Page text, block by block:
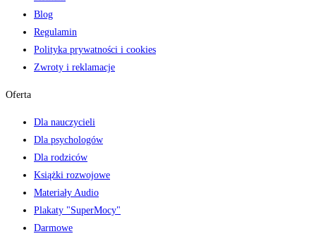
Blog
Regulamin
Polityka prywatności i cookies
Zwroty i reklamacje
Oferta
Dla nauczycieli
Dla psychologów
Dla rodziców
Książki rozwojowe
Materiały Audio
Plakaty "SuperMocy"
Darmowe